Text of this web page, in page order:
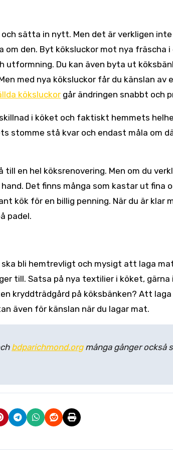
sätta in nytt. Men det är verkligen inte
den. Byt köksluckor mot nya fräscha i
Du kan även byta ut
med nya köksluckor får du känslan av
köksluckor går ändringen snabbt och
i köket och faktiskt hemmets
stomme stå kvar och endast måla om
en hel köksrenovering. Men om du
Det finns många som kastar ut fina
kök för en billig penning. När du är klar
padel.
bli hemtrevligt och mysigt att laga
till. Satsa på nya textilier i köket, gärna
kryddträdgård på köksbänken? Att
även för känslan när du lagar mat.
bdparichmond.orgmånga gånger också